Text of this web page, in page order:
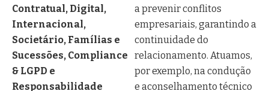
Contratual, Digital,
Internacional,
Societário, Famílias e
Sucessões, Compliance
& LGPD e
Responsabilidade
a prevenir conflitos
empresariais, garantindo a
continuidade do
relacionamento. Atuamos,
por exemplo, na condução
e aconselhamento técnico